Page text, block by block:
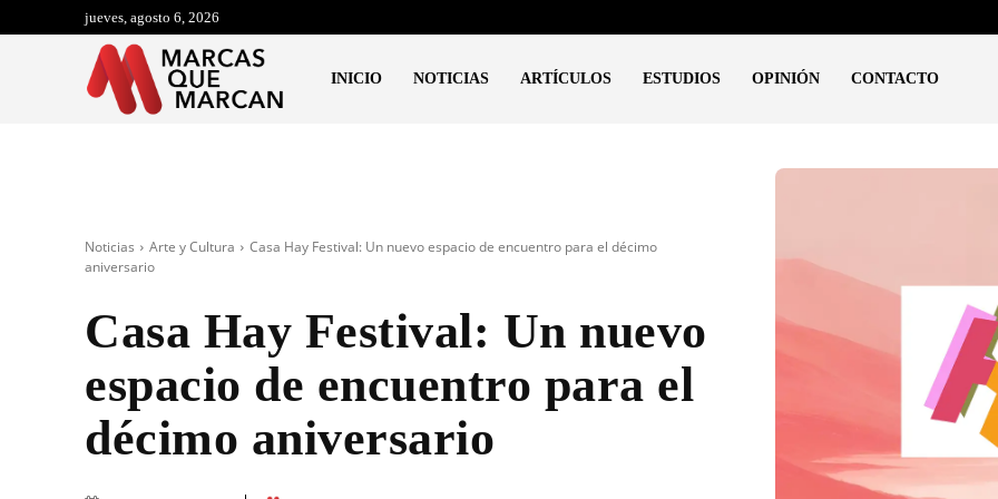
jueves, agosto 6, 2026
INICIO NOTICIAS ARTÍCULOS ESTUDIOS OPINIÓN CONTACTO
Noticias Arte y Cultura
Casa Hay Festival: Un nuevo espacio de encuentro para el décimo
aniversario
Casa Hay Festival: Un nuevo
espacio de encuentro para el
décimo aniversario